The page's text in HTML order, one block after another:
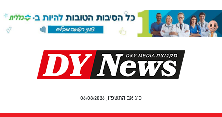
כ"ג אב התשפ"ו, 06/08/2026